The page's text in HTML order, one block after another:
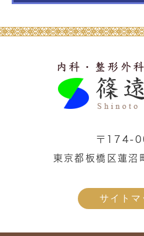
〒174-
東京都板橋区蓮
サイトマ